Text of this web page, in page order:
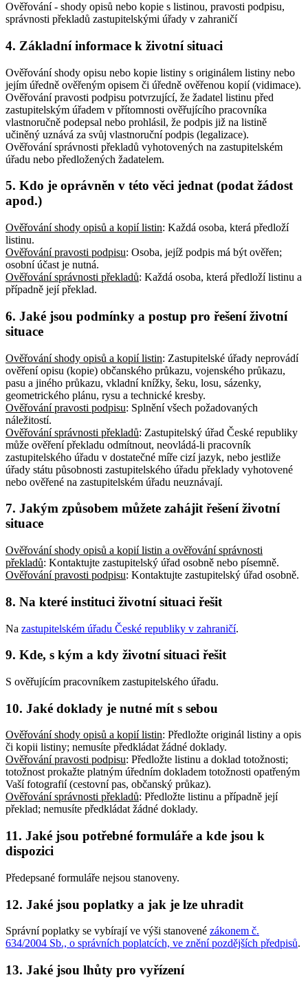
Ověřování - shody opisů nebo kopie s listinou, pravosti podpisu,
správnosti překladů zastupitelskými úřady v zahraničí
4. Základní informace k životní situaci
Ověřování shody opisu nebo kopie listiny s originálem listiny nebo
jejím úředně ověřeným opisem či úředně ověřenou kopií (vidimace).
Ověřování pravosti podpisu potvrzující, že žadatel listinu před
zastupitelským úřadem v přítomnosti ověřujícího pracovníka
vlastnoručně podepsal nebo prohlásil, že podpis již na listině
učiněný uznává za svůj vlastnoruční podpis (legalizace).
Ověřování správnosti překladů vyhotovených na zastupitelském
úřadu nebo předložených žadatelem.
5. Kdo je oprávněn v této věci jednat (podat žádost
apod.)
Ověřování shody opisů a kopií listin: Každá osoba, která předloží
listinu.
Ověřování pravosti podpisu: Osoba, jejíž podpis má být ověřen;
osobní účast je nutná.
Ověřování správnosti překladů: Každá osoba, která předloží listinu a
případně její překlad.
6. Jaké jsou podmínky a postup pro řešení životní
situace
Ověřování shody opisů a kopií listin: Zastupitelské úřady neprovádí
ověření opisu (kopie) občanského průkazu, vojenského průkazu,
pasu a jiného průkazu, vkladní knížky, šeku, losu, sázenky,
geometrického plánu, rysu a technické kresby.
Ověřování pravosti podpisu: Splnění všech požadovaných
náležitostí.
Ověřování správnosti překladů: Zastupitelský úřad České republiky
může ověření překladu odmítnout, neovládá-li pracovník
zastupitelského úřadu v dostatečné míře cizí jazyk, nebo jestliže
úřady státu působnosti zastupitelského úřadu překlady vyhotovené
nebo ověřené na zastupitelském úřadu neuznávají.
7. Jakým způsobem můžete zahájit řešení životní
situace
Ověřování shody opisů a kopií listin a ověřování správnosti
překladů: Kontaktujte zastupitelský úřad osobně nebo písemně.
Ověřování pravosti podpisu: Kontaktujte zastupitelský úřad osobně.
8. Na které instituci životní situaci řešit
Na zastupitelském úřadu České republiky v zahraničí.
9. Kde, s kým a kdy životní situaci řešit
S ověřujícím pracovníkem zastupitelského úřadu.
10. Jaké doklady je nutné mít s sebou
Ověřování shody opisů a kopií listin: Předložte originál listiny a opis
či kopii listiny; nemusíte předkládat žádné doklady.
Ověřování pravosti podpisu: Předložte listinu a doklad totožnosti;
totožnost prokažte platným úředním dokladem totožnosti opatřeným
Vaší fotografií (cestovní pas, občanský průkaz).
Ověřování správnosti překladů: Předložte listinu a případně její
překlad; nemusíte předkládat žádné doklady.
11. Jaké jsou potřebné formuláře a kde jsou k
dispozici
Předepsané formuláře nejsou stanoveny.
12. Jaké jsou poplatky a jak je lze uhradit
Správní poplatky se vybírají ve výši stanovené zákonem č.
634/2004 Sb., o správních poplatcích, ve znění pozdějších předpisů.
13. Jaké jsou lhůty pro vyřízení